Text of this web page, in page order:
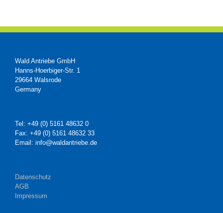
Wald Antriebe GmbH
Hanns-Hoerbiger-Str. 1
29664 Walsrode
Germany
Tel: +49 (0) 5161 48632 0
Fax: +49 (0) 5161 48632 33
Email: info@waldantriebe.de
Datenschutz
AGB
Impressum